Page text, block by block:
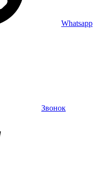
Whatsapp
Звонок